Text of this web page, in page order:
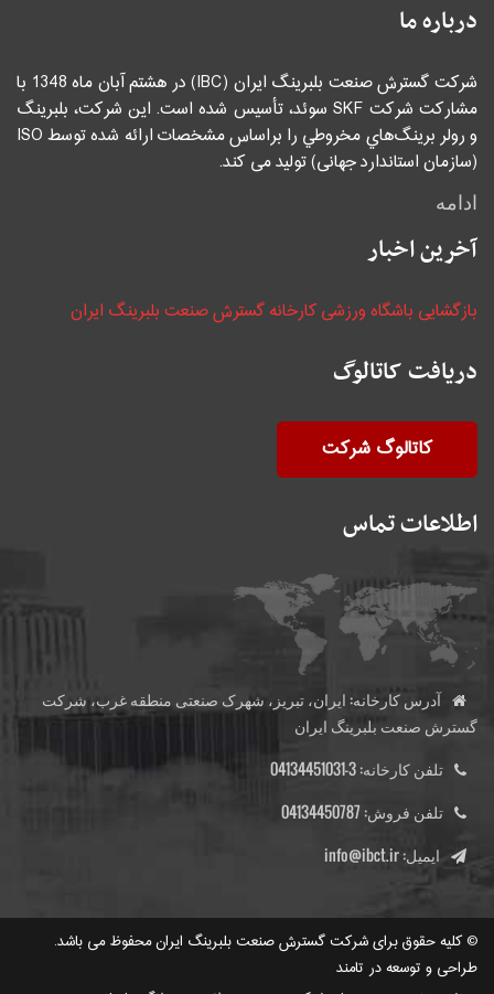
درباره ما
شرکت گسترش صنعت بلبرینگ ایران (IBC) در هشتم آبان ماه 1348 با
مشاركت شركت SKF سوئد، تأسيس شده است. اين شركت، بلبرينگ
و رولر برينگ‌هاي مخروطي را براساس مشخصات ارائه شده توسط ISO
(سازمان استاندارد جهانی) توليد می كند.
ادامه
آخرین اخبار
بازگشایی باشگاه ورزشی کارخانه گسترش صنعت بلبرینگ ایران
دریافت کاتالوگ
کاتالوگ شرکت
اطلاعات تماس
آدرس کارخانه: ایران، تبریز، شهرک صنعتی منطقه غرب، شرکت
گسترش صنعت بلبرینگ ایران
تلفن کارخانه:
تلفن فروش:
ایمیل:info@ibct.ir
© کلیه حقوق برایشرکت گسترش صنعت بلبرینگ ایرانمحفوظ می باشد.
طراحی و توسعهدر تامند